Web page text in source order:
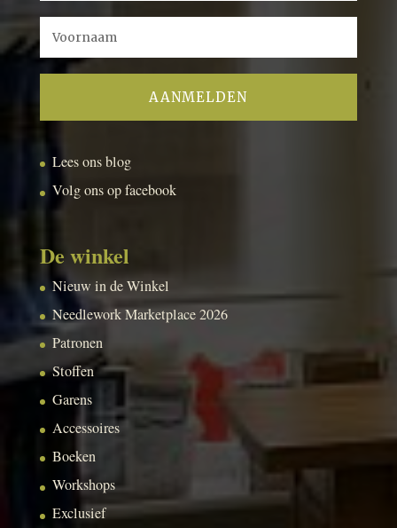
Lees ons blog
Volg ons op facebook
De winkel
Nieuw in de Winkel
Needlework Marketplace 2026
Patronen
Stoffen
Garens
Accessoires
Boeken
Workshops
Exclusief